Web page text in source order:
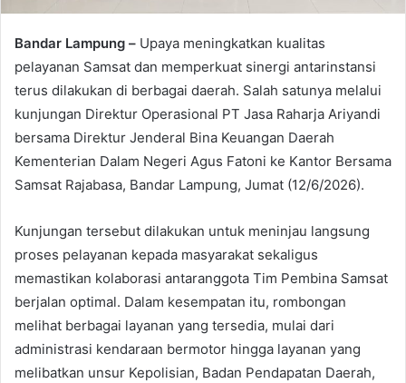
Bandar Lampung – Upaya meningkatkan kualitas
pelayanan Samsat dan memperkuat sinergi antarinstansi
terus dilakukan di berbagai daerah. Salah satunya melalui
kunjungan Direktur Operasional PT Jasa Raharja Ariyandi
bersama Direktur Jenderal Bina Keuangan Daerah
Kementerian Dalam Negeri Agus Fatoni ke Kantor Bersama
Samsat Rajabasa, Bandar Lampung, Jumat (12/6/2026).
Kunjungan tersebut dilakukan untuk meninjau langsung
proses pelayanan kepada masyarakat sekaligus
memastikan kolaborasi antaranggota Tim Pembina Samsat
berjalan optimal. Dalam kesempatan itu, rombongan
melihat berbagai layanan yang tersedia, mulai dari
administrasi kendaraan bermotor hingga layanan yang
melibatkan unsur Kepolisian, Badan Pendapatan Daerah,